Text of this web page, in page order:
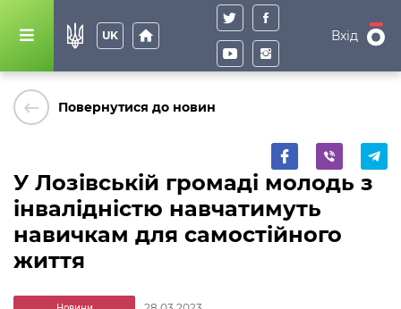
UK home Вхід
keyboard_backspace Повернутися до новин
У Лозівській громаді молодь з
інвалідністю навчатимуть
навичкам для самостійного
життя